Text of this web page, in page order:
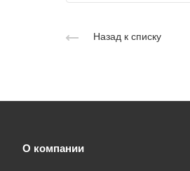
Назад к списку
О компании